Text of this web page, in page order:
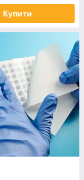
Купити